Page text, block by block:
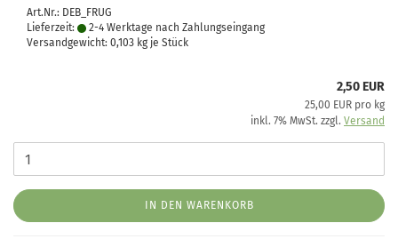
Art.Nr.: DEB_FRUG
Lieferzeit:
2-4 Werktage nach Zahlungseingang
Versandgewicht: 0,103 kg je Stück
2,50 EUR
25,00 EUR pro kg
inkl. 7% MwSt. zzgl. Versand
IN DEN WARENKORB